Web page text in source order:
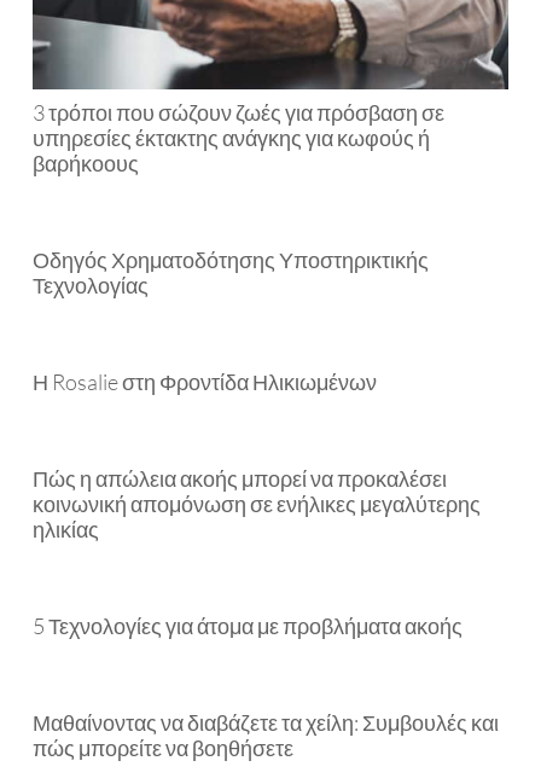
3 τρόποι που σώζουν ζωές για πρόσβαση σε
υπηρεσίες έκτακτης ανάγκης για κωφούς ή
βαρήκοους
Οδηγός Χρηματοδότησης Υποστηρικτικής
Τεχνολογίας
Η Rosalie στη Φροντίδα Ηλικιωμένων
Πώς η απώλεια ακοής μπορεί να προκαλέσει
κοινωνική απομόνωση σε ενήλικες μεγαλύτερης
ηλικίας
5 Τεχνολογίες για άτομα με προβλήματα ακοής
Μαθαίνοντας να διαβάζετε τα χείλη: Συμβουλές και
πώς μπορείτε να βοηθήσετε